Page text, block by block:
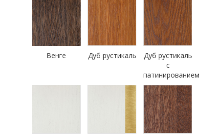
Венге Дуб рустикаль
Дуб рустикаль
с
патинированием